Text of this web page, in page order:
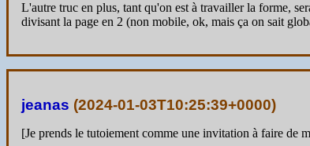
L'autre truc en plus, tant qu'on est à travailler la forme,
divisant la page en 2 (non mobile, ok, mais ça on sait
jeanas (2024-01-03T10:25:39+0000)
[Je prends le tutoiement comme une invitation à faire de